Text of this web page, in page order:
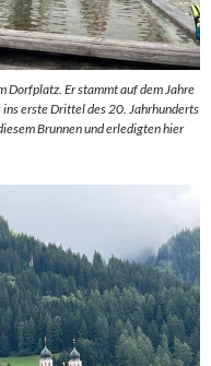
Dorfplatz. Er stammt auf dem Jahre
erste Drittel des 20. Jahrhunderts
Brunnen und erledigten hier